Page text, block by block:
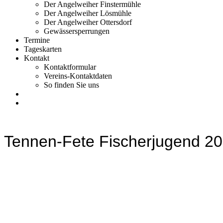
Der Angelweiher Finstermühle
Der Angelweiher Lösmühle
Der Angelweiher Ottersdorf
Gewässersperrungen
Termine
Tageskarten
Kontakt
Kontaktformular
Vereins-Kontaktdaten
So finden Sie uns
Tennen-Fete Fischerjugend